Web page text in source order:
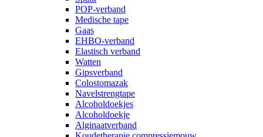
POP-verband
Medische tape
Gaas
EHBO-verband
Elastisch verband
Watten
Gipsverband
Colostomazak
Navelstrengtape
Alcoholdoekjes
Alcoholdoekje
Alginaatverband